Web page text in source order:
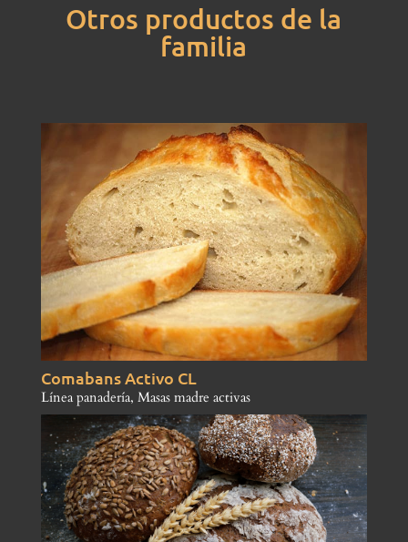
Otros productos de la
familia
Comabans Activo CL
Línea panadería, Masas madre activas